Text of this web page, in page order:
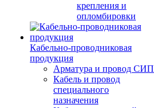
крепления и
опломбировки
Кабельно-проводниковая
продукция
Арматура и провод СИП
Кабель и провод
специального
назначения